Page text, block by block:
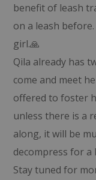
benefit of leash
on a leash
girl.🙏
Qila already has
come and meet
offered to foster
unless there is a
along, it will be
decompress for
Stay tuned for